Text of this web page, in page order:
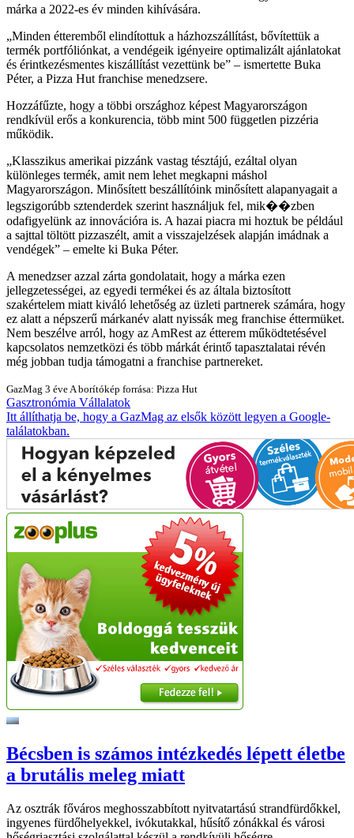
márka a 2022-es év minden kihívására.
Minden étteremből elindítottuk a házhozszállítást, bővítettük a
termék portfóliónkat, a vendégeik igényeire optimalizált ajánlatokat
és érintkezésmentes kiszállítást vezettünk be
– ismertette Buka
Péter, a Pizza Hut franchise menedzsere.
Hozzáfűzte, hogy a többi országhoz képest Magyarországon
rendkívül erős a konkurencia, több mint 500 független pizzéria
működik.
Klasszikus amerikai pizzánk vastag tésztájú, ezáltal olyan
különleges termék, amit nem lehet megkapni máshol
Magyarországon. Minősített beszállítóink minősített alapanyagait a
legszigorúbb sztenderdek szerint használjuk fel, mik��zben
odafigyelünk az innovációra is. A hazai piacra mi hoztuk be például
a sajttal töltött pizzaszélt, amit a visszajelzések alapján imádnak a
vendégek
– emelte ki Buka Péter.
A menedzser azzal zárta gondolatait, hogy a márka ezen
jellegzetességei, az egyedi termékei és az általa biztosított
szakértelem miatt kiváló lehetőség az üzleti partnerek számára, hogy
ez alatt a népszerű márkanév alatt nyissák meg franchise éttermüket.
Nem beszélve arról, hogy az AmRest az étterem működtetésével
kapcsolatos nemzetközi és több márkát érintő tapasztalatai révén
még jobban tudja támogatni a franchise partnereket.
GazMag 3 éve A borítókép forrása: Pizza Hut
Gasztronómia Vállalatok
Itt állíthatja be, hogy a GazMag az elsők között legyen a Google-
találatokban.
Bécsben is számos intézkedés lépett életbe
a brutális meleg miatt
Az osztrák főváros meghosszabbított nyitvatartású strandfürdőkkel,
ingyenes fürdőhelyekkel, ivókutakkal, hűsítő zónákkal és városi